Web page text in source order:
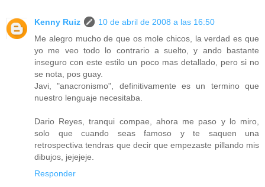
Kenny Ruiz
10 de abril de 2008 a las 16:50
Me alegro mucho de que os mole chicos, la verdad es que
yo me veo todo lo contrario a suelto, y ando bastante
inseguro con este estilo un poco mas detallado, pero si no
se nota, pos guay.
Javi, "anacronismo", definitivamente es un termino que
nuestro lenguaje necesitaba.
Dario Reyes, tranqui compae, ahora me paso y lo miro,
solo que cuando seas famoso y te saquen una
retrospectiva tendras que decir que empezaste pillando mis
dibujos, jejejeje.
Responder